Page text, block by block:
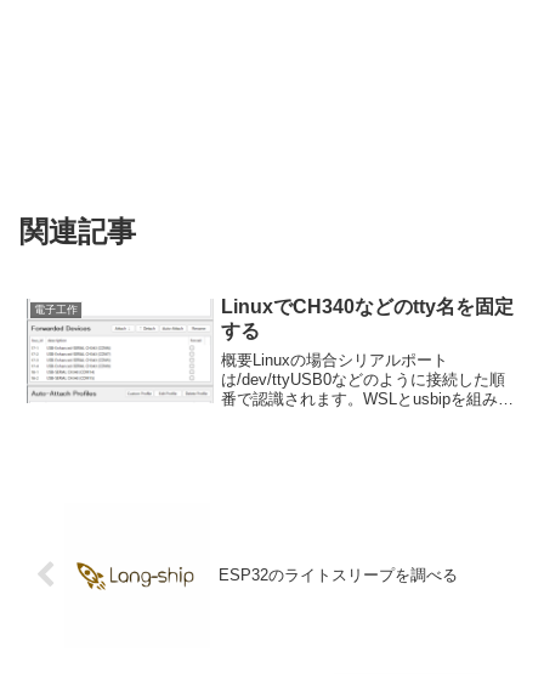
関連記事
電子工作
LinuxでCH340などのtty名を固定
する
概要Linuxの場合シリアルポート
は/dev/ttyUSB0などのように接続した順
番で認識されます。WSLとusbipを組み合
ESP32のライトスリープを調べる